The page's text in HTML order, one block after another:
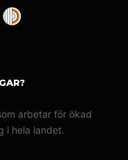
arbetar för ökad
i hela landet.